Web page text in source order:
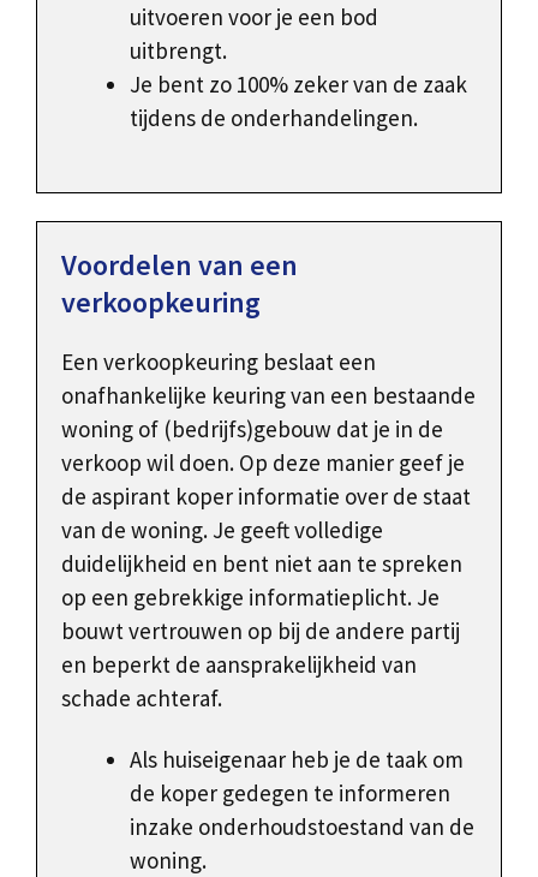
uitvoeren voor je een bod
uitbrengt.
Je bent zo 100% zeker van de zaak
tijdens de onderhandelingen.
Voordelen van een
verkoopkeuring
Een verkoopkeuring beslaat een
onafhankelijke keuring van een bestaande
woning of (bedrijfs)gebouw dat je in de
verkoop wil doen. Op deze manier geef je
de aspirant koper informatie over de staat
van de woning. Je geeft volledige
duidelijkheid en bent niet aan te spreken
op een gebrekkige informatieplicht. Je
bouwt vertrouwen op bij de andere partij
en beperkt de aansprakelijkheid van
schade achteraf.
Als huiseigenaar heb je de taak om
de koper gedegen te informeren
inzake onderhoudstoestand van de
woning.